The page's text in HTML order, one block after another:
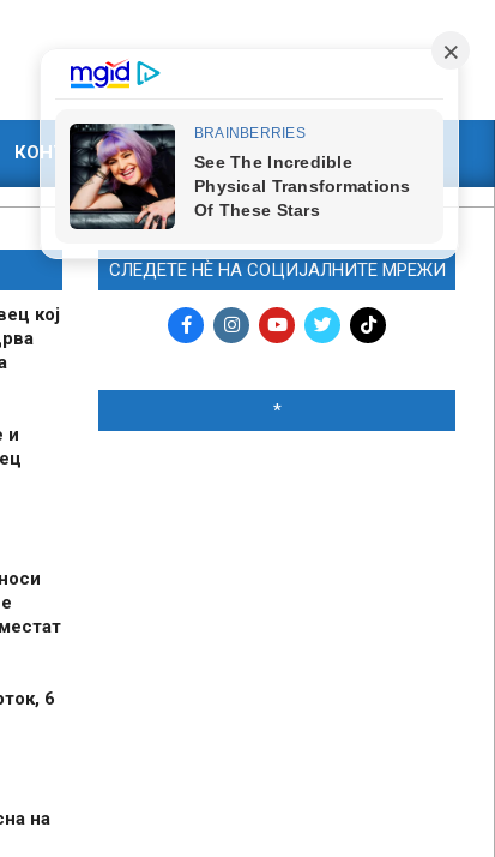
КОНТАКТ МАРКЕТИНГ
кој
и
6
на
СЛЕДЕТЕ НЀ НА СОЦИЈАЛНИТЕ МРЕЖИ
*